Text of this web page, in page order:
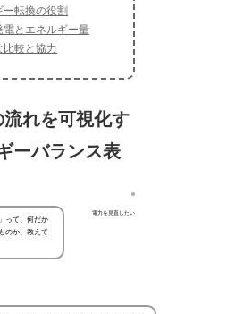
ー転換の役割
電とエネルギー量
比較と協力
れを可視化す
ーバランス表
電力を見直したい
って、何だか
のか、教えて